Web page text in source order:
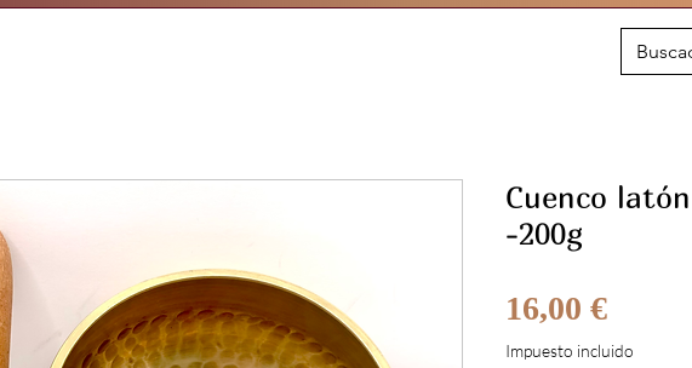
Cuenco
-200g
16,00 €Precio
Impuesto incluido